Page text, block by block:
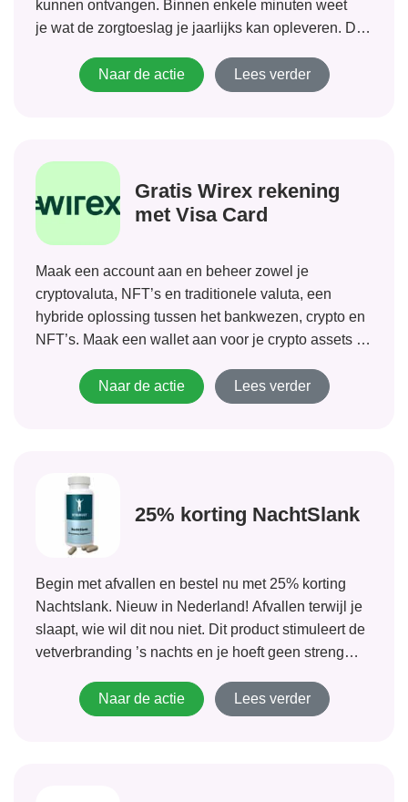
kunnen ontvangen. Binnen enkele minuten weet
je wat de zorgtoeslag je jaarlijks kan opleveren. De
per jaar. Als blijkt dat je recht hebt op zorgtoeslag,
kun je die direct aanvragen.
Naar de actie Lees verder
Gratis Wirex rekening
met Visa Card
Maak een account aan en beheer zowel je
cryptovaluta, NFT’s en traditionele valuta, een
hybride oplossing tussen het bankwezen, crypto en
NFT’s. Maak een wallet aan voor je crypto assets en
persoonlijke omgeving online.
Naar de actie Lees verder
25% korting NachtSlank
Begin met afvallen en bestel nu met 25% korting
Nachtslank. Nieuw in Nederland! Afvallen terwijl je
slaapt, wie wil dit nou niet. Dit product stimuleert de
vetverbranding ’s nachts en je hoeft geen streng
Naar de actie
Lees verder